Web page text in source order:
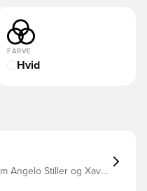
FARVE
Hvid
Angelo Stiller og Xavi